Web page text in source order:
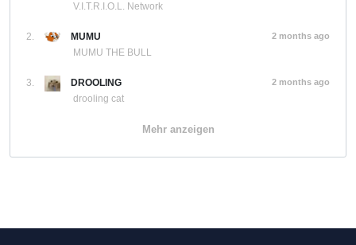
V.I.T.R.I.O.L. Network
2.
MUMU
MUMU THE BULL
2 months ago
3.
DROOLING
drooling cat
2 months ago
Mehr anzeigen